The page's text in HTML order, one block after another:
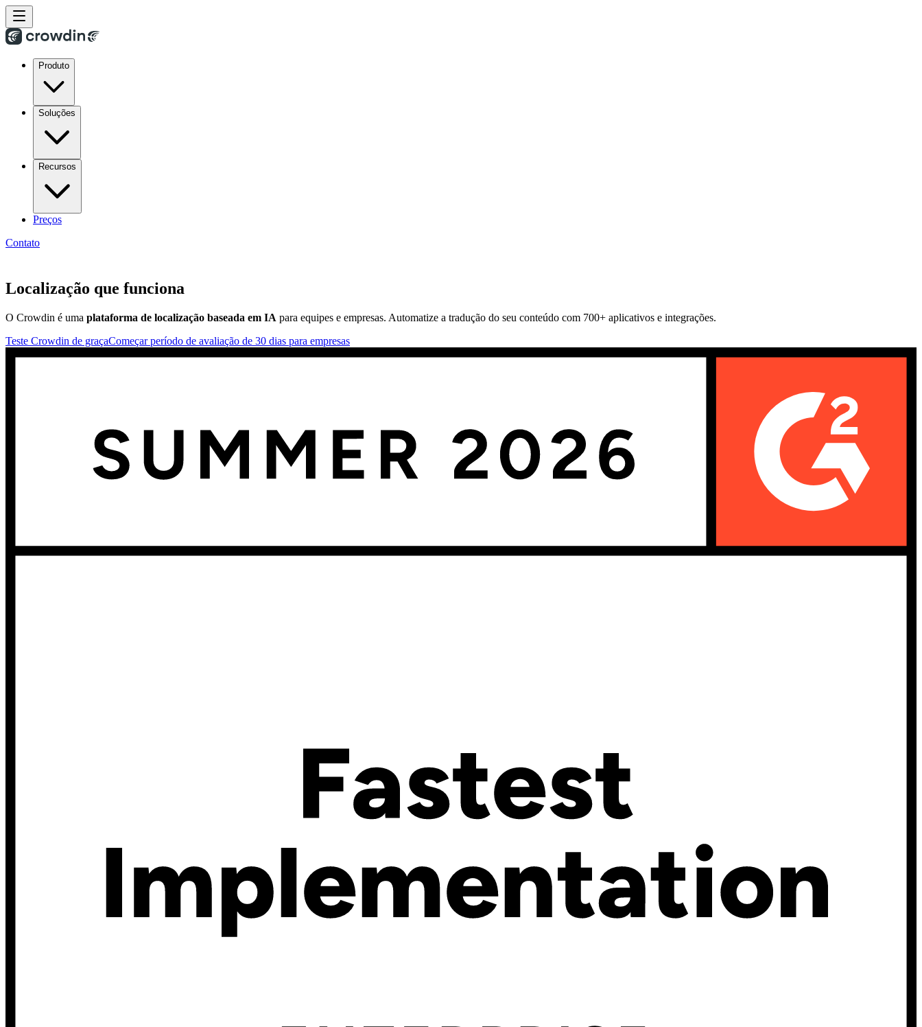
Produto
Soluções
Recursos
Preços
Contato
Localização que funciona
O Crowdin é uma plataforma de localização baseada em IA para equipes e empresas. Automatize a tradução do seu conteúdo com 700+ aplicativos e integrações.
Teste Crowdin de graçaComeçar período de avaliação de 30 dias para empresas